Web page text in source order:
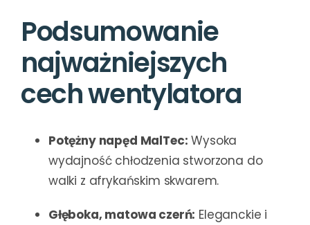
Podsumowanie
najważniejszych
cech wentylatora
Potężny napęd MalTec: Wysoka
wydajność chłodzenia stworzona do
walki z afrykańskim skwarem.
Głęboka, matowa czerń: Eleganckie i